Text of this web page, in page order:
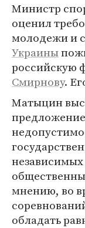
Министр
оценил
молодежи и
Украины
российскую
Смирнову.
Матыцин
мнению, во
обладать